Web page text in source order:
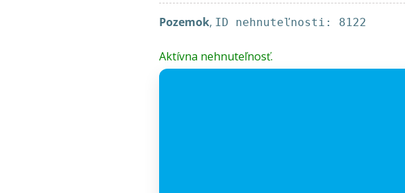
Pozemok, ID nehnuteľnosti: 8122
Aktívna nehnuteľnosť.